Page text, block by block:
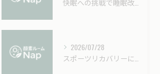
2026/07/28